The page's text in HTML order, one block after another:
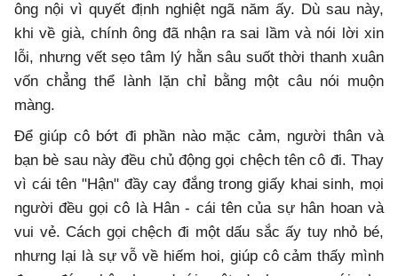
ông nội vì quyết định nghiệt ngã năm ấy. Dù sau này,
khi về già, chính ông đã nhận ra sai lầm và nói lời xin
lỗi, nhưng vết sẹo tâm lý hằn sâu suốt thời thanh xuân
vốn chẳng thể lành lặn chỉ bằng một câu nói muộn
màng.
Để giúp cô bớt đi phần nào mặc cảm, người thân và
bạn bè sau này đều chủ động gọi chệch tên cô đi. Thay
vì cái tên "Hận" đầy cay đắng trong giấy khai sinh, mọi
người đều gọi cô là Hân - cái tên của sự hân hoan và
vui vẻ. Cách gọi chệch đi một dấu sắc ấy tuy nhỏ bé,
nhưng lại là sự vỗ về hiếm hoi, giúp cô cảm thấy mình